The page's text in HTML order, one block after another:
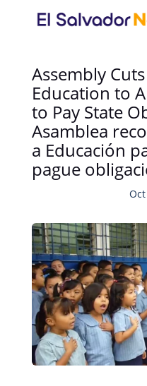
Assembly
Education to
to Pay State
Asamblea
a Educación
pague